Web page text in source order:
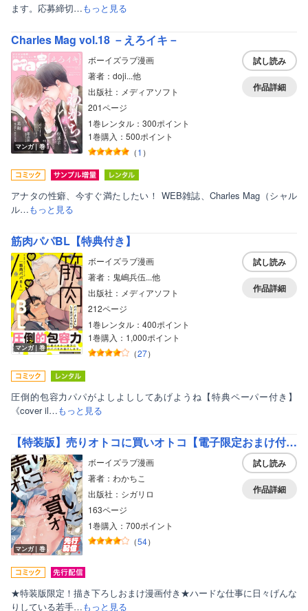
ます。応募締切…もっと見る
Charles Mag vol.18 －えろイキ－
マンガ｜巻
ボーイズラブ漫画
著者：doji...他
出版社：メディアソフト
201ページ
1巻レンタル：300ポイント
1巻購入：500ポイント
（1 ）
試し読み
作品詳細
アナタの性癖、今すぐ満たしたい！ WEB雑誌、Charles Mag（シャル
ル…もっと見る
筋肉パパBL【特典付き】
マンガ｜巻
ボーイズラブ漫画
著者：鬼嶋兵伍...他
出版社：メディアソフト
212ページ
1巻レンタル：400ポイント
1巻購入：1,000ポイント
（27）
試し読み
作品詳細
圧倒的包容力パパがよしよししてあげようね【特典ペーパー付き】
《cover il…もっと見る
【特装版】売りオトコに買いオトコ【電子限定おまけ付き】
マンガ｜巻
ボーイズラブ漫画
著者：わかちこ
出版社：シガリロ
163ページ
1巻購入：700ポイント
（54）
試し読み
作品詳細
★特装版限定！描き下ろしおまけ漫画付き★ハードな仕事に日々げんな
りしている若手…もっと見る